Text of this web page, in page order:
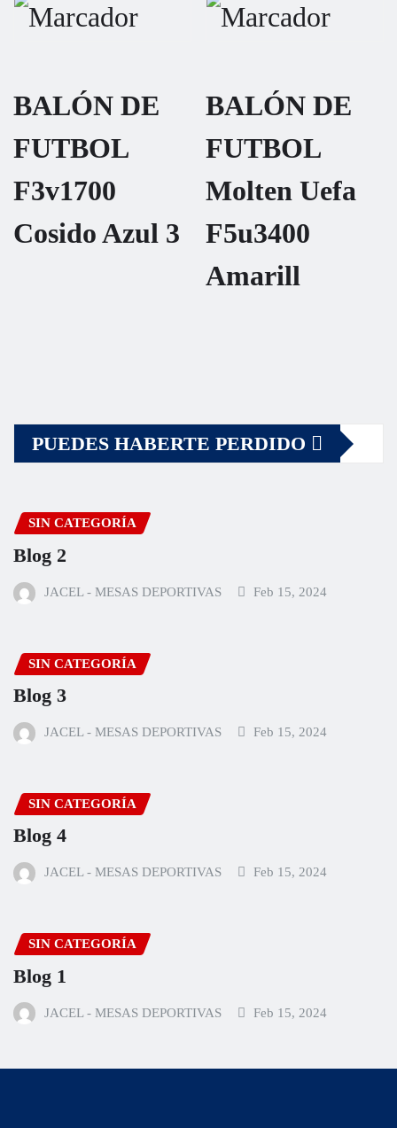
BALÓN DE
FUTBOL
F3v1700
Cosido Azul 3
BALÓN DE
FUTBOL
Molten Uefa
F5u3400
Amarill
PUEDES HABERTE PERDIDO
SIN CATEGORÍA
Blog 2
JACEL - MESAS DEPORTIVAS Feb 15, 2024
SIN CATEGORÍA
Blog 3
JACEL - MESAS DEPORTIVAS Feb 15, 2024
SIN CATEGORÍA
Blog 4
JACEL - MESAS DEPORTIVAS Feb 15, 2024
SIN CATEGORÍA
Blog 1
JACEL - MESAS DEPORTIVAS Feb 15, 2024